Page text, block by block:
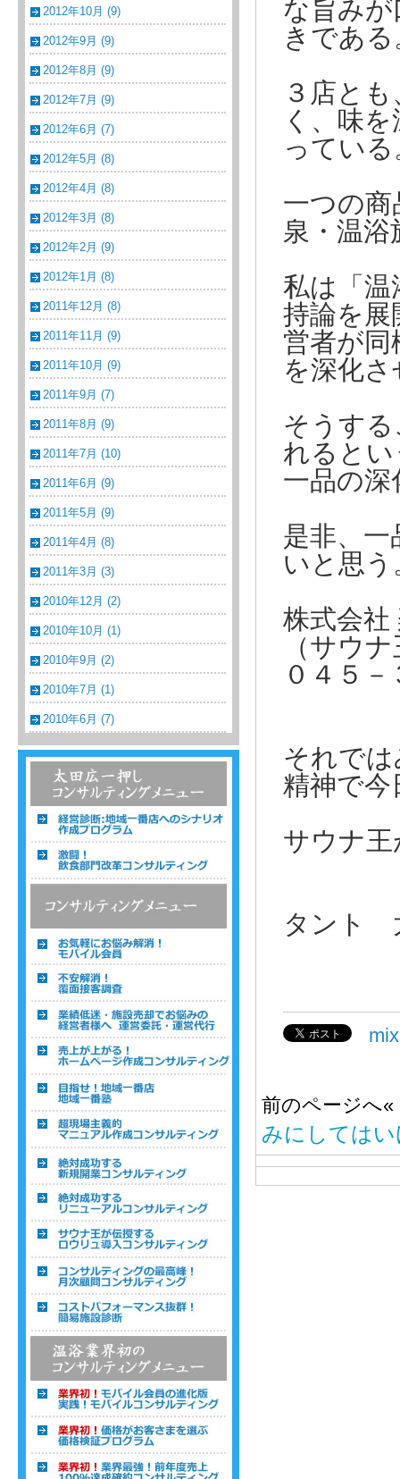
2012年10月 (9)
2012年9月 (9)
2012年8月 (9)
2012年7月 (9)
2012年6月 (7)
2012年5月 (8)
2012年4月 (8)
2012年3月 (8)
2012年2月 (9)
2012年1月 (8)
2011年12月 (8)
2011年11月 (9)
2011年10月 (9)
2011年9月 (7)
2011年8月 (9)
2011年7月 (10)
2011年6月 (9)
2011年5月 (9)
2011年4月 (8)
2011年3月 (3)
2010年12月 (2)
2010年10月 (1)
2010年9月 (2)
2010年7月 (1)
2010年6月 (7)
温浴・温泉・スーパー銭湯コンサルティン
グメニュー一覧
な旨み
きである
３店と
く、味
っている
一つの
泉・温浴
私は「温
持論を展
営者が
を深化
そうす
れると
一品の
是非、
いと思う
株式会
（サウ
０４５
それで
精神で今
サウナ
タント
前のページへ«
みにしては